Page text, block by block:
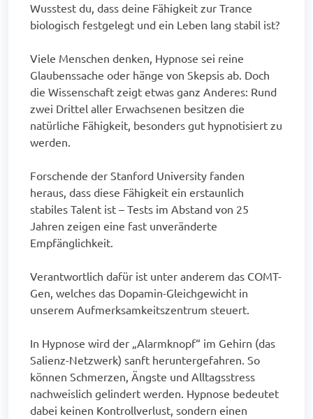
Wusstest du, dass deine Fähigkeit zur Trance
biologisch festgelegt und ein Leben lang stabil ist?
Viele Menschen denken, Hypnose sei reine
Glaubenssache oder hänge von Skepsis ab. Doch
die Wissenschaft zeigt etwas ganz Anderes: Rund
zwei Drittel aller Erwachsenen besitzen die
natürliche Fähigkeit, besonders gut hypnotisiert zu
werden.
Forschende der Stanford University fanden
heraus, dass diese Fähigkeit ein erstaunlich
stabiles Talent ist – Tests im Abstand von 25
Jahren zeigen eine fast unveränderte
Empfänglichkeit.
Verantwortlich dafür ist unter anderem das COMT-
Gen, welches das Dopamin-Gleichgewicht in
unserem Aufmerksamkeitszentrum steuert.
In Hypnose wird der „Alarmknopf“ im Gehirn (das
Salienz-Netzwerk) sanft heruntergefahren. So
können Schmerzen, Ängste und Alltagsstress
nachweislich gelindert werden. Hypnose bedeutet
dabei keinen Kontrollverlust, sondern einen